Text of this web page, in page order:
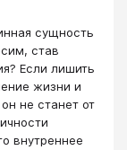
сущность
став
Если лишить
жизни и
не станет от
внутреннее